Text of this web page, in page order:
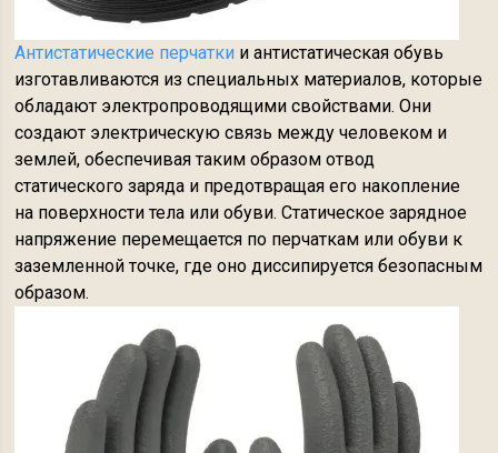
Антистатические перчатки и антистатическая обувь
изготавливаются из специальных материалов, которые
обладают электропроводящими свойствами. Они
создают электрическую связь между человеком и
землей, обеспечивая таким образом отвод
статического заряда и предотвращая его накопление
на поверхности тела или обуви. Статическое зарядное
напряжение перемещается по перчаткам или обуви к
заземленной точке, где оно диссипируется безопасным
образом.